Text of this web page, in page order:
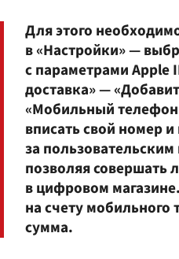
Для этого
в «Настройки» —
с параметрами Apple
доставка» —
«Мобильный
вписать свой номер
за
позволяя совершать
в цифровом
на счету
сумма.